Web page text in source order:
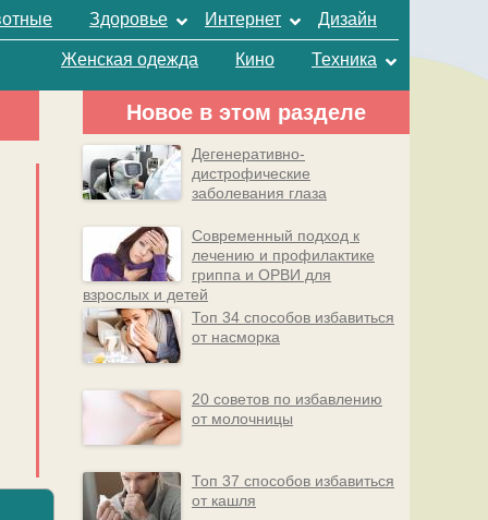
Здоровье Интернет Дизайн
Женская одежда Кино Техника
Новое в этом разделе
Дегенеративно-
дистрофические
заболевания глаза
Современный подход к
лечению и профилактике
гриппа и ОРВИ для
взрослых и детей
Топ 34 способов избавиться
от насморка
20 советов по избавлению
от молочницы
Топ 37 способов избавиться
от кашля